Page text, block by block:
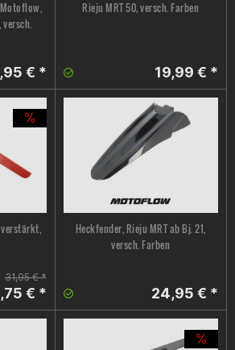
versch.
€ *
Rieju MRT 50, versch. Farben
19,99 € *
verstärkt,
31,95 € *
€ *
Heckfender, Rieju MRT ab Bj. 21,
versch. Farben
24,95 € *